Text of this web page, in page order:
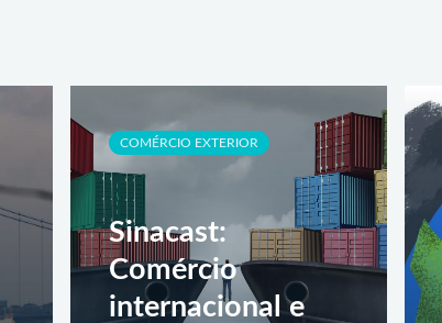
COMÉRCIO EXTERIOR
Sinacast:
Comércio
internacional e